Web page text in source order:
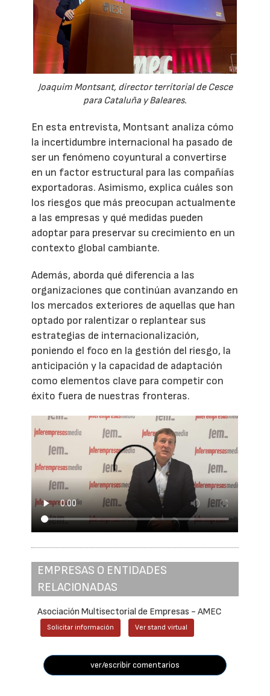
Joaquim Montsant, director territorial de Cesce
para Cataluña y Baleares.
En esta entrevista, Montsant analiza cómo
la incertidumbre internacional ha pasado de
ser un fenómeno coyuntural a convertirse
en un factor estructural para las compañías
exportadoras. Asimismo, explica cuáles son
los riesgos que más preocupan actualmente
a las empresas y qué medidas pueden
adoptar para preservar su crecimiento en un
contexto global cambiante.
Además, aborda qué diferencia a las
organizaciones que continúan avanzando en
los mercados exteriores de aquellas que han
optado por ralentizar o replantear sus
estrategias de internacionalización,
poniendo el foco en la gestión del riesgo, la
anticipación y la capacidad de adaptación
como elementos clave para competir con
éxito fuera de nuestras fronteras.
EMPRESAS O ENTIDADES
RELACIONADAS
Asociación Multisectorial de Empresas - AMEC
Solicitar información Ver stand virtual
ver/escribir comentarios